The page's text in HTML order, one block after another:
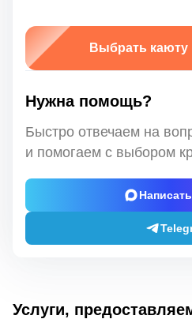
Выбрать каюту
Нужна помощь?
Быстро отвечаем на
и помогаем с выбором
Услуги,